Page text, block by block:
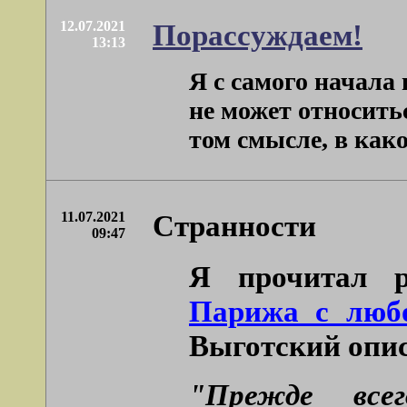
12.07.2021
13:13
Порассуждаем!
Я с самого начала
не может
том смысле, в
11.07.2021
09:47
Странности
Я прочитал
Парижа с
Выготский
"Прежде